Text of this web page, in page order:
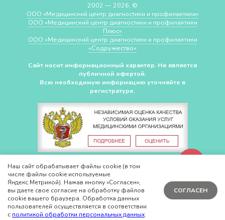
2002 — 2026, ©
ООО «Медицинский центр диагностики и профилактики»
ООО «Медицинский центр диагностики и профилактики
Плюс»
ООО «Медицинский центр диагностики и профилактики
«Cодружество»
Сайт носит информационный характер. Не является
публичной офертой.
Всю необходимую информацию уточняйте в
регистратуре.
СДЕЛАНО ВCHUDOV.PRO
Наш сайт обрабатывает файлы cookie (в том
числе файлы cookie используемые
Яндекс.Метрикой). Нажав кнопку «Согласен»,
вы даете свое согласие на обработку файлов
cookie вашего браузера. Обработка данных
пользователей осуществляется в соответствии
с политикой обработки персональных данных.
СОГЛАСЕН